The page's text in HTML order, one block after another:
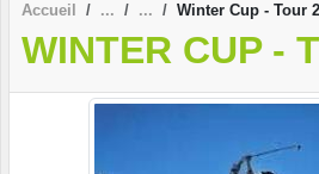
Accueil Winter Cup - Tour 2
WINTER CUP -